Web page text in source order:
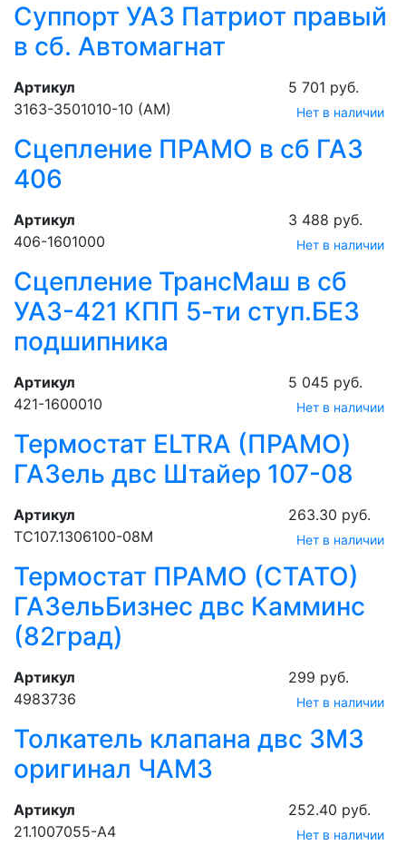
Суппорт УАЗ Патриот правый
в сб. Автомагнат
Артикул
3163-3501010-10 (АМ)
5 701 руб.
Нет в наличии
Сцепление ПРАМО в сб ГАЗ
406
Артикул
406-1601000
3 488 руб.
Нет в наличии
Сцепление ТрансМаш в сб
УАЗ-421 КПП 5-ти ступ.БЕЗ
подшипника
Артикул
421-1600010
5 045 руб.
Нет в наличии
Термостат ELTRA (ПРАМО)
ГАЗель двс Штайер 107-08
Артикул
ТС107.1306100-08М
263.30 руб.
Нет в наличии
Термостат ПРАМО (СТАТО)
ГАЗельБизнес двс Камминс
(82град)
Артикул
4983736
299 руб.
Нет в наличии
Толкатель клапана двс ЗМЗ
оригинал ЧАМЗ
Артикул
21.1007055-А4
252.40 руб.
Нет в наличии